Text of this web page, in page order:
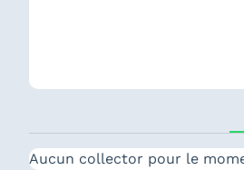
Aucun collector pour le